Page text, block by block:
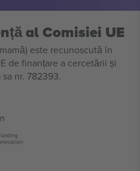
al Comisiei UE
este recunoscută în
de finanțare a cercetării și
nr. 782393.